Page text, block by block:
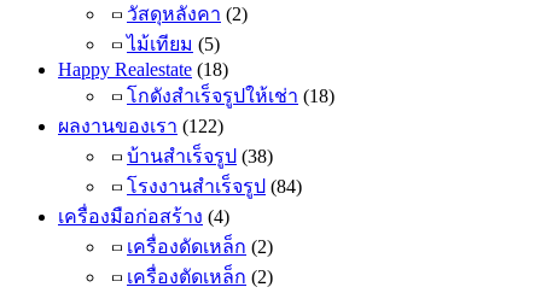
วัสดุหลังคา (2)
ไม้เทียม (5)
Happy Realestate (18)
โกดังสำเร็จรูปให้เช่า (18)
ผลงานของเรา (122)
บ้านสำเร็จรูป (38)
โรงงานสำเร็จรูป (84)
เครื่องมือก่อสร้าง (4)
เครื่องดัดเหล็ก (2)
เครื่องตัดเหล็ก (2)